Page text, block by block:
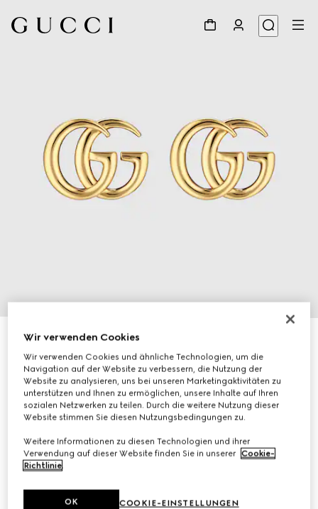
GG Marmont Ohrstecker
€ 390
Variantengoldfarbenes Messing
Wir verwenden Cookies
Wir verwenden Cookies und ähnliche Technologien, um die
Navigation auf der Website zu verbessern, die Nutzung der
Website zu analysieren, uns bei unseren Marketingaktivitäten zu
unterstützen und Ihnen zu ermöglichen, unsere Inhalte auf Ihren
sozialen Netzwerken zu teilen. Durch die weitere Nutzung dieser
Website stimmen Sie diesen Nutzungsbedingungen zu.
Weitere Informationen zu diesen Technologien und ihrer
Verwendung auf dieser Website finden Sie in unserer Cookie-
Richtlinie.
COOKIE-EINSTELLUNGEN
OK